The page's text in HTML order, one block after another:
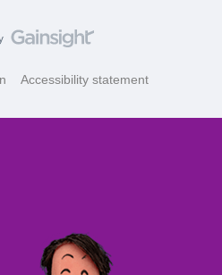
Accessibility statement